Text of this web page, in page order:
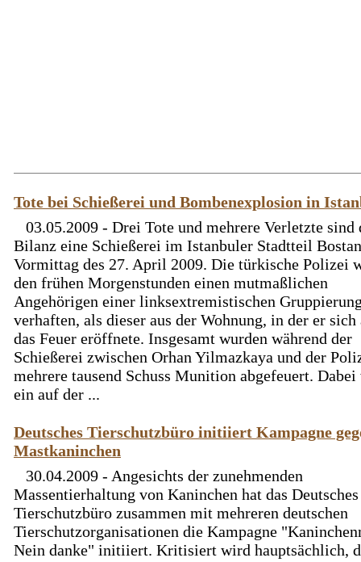
Tote bei Schießerei und Bombenexplosion in
03.05.2009 - Drei Tote und mehrere Verletzte sind
Bilanz eine Schießerei im Istanbuler Stadtteil
Vormittag des 27. April 2009. Die türkische Polizei
den frühen Morgenstunden einen mutmaßlichen
Angehörigen einer linksextremistischen
verhaften, als dieser aus der Wohnung, in der er
das Feuer eröffnete. Insgesamt wurden während der
Schießerei zwischen Orhan Yilmazkaya und der
mehrere tausend Schuss Munition abgefeuert. Dabei
ein auf der ...
Deutsches Tierschutzbüro initiiert Kampagne
Mastkaninchen
30.04.2009 - Angesichts der zunehmenden
Massentierhaltung von Kaninchen hat das Deutsches
Tierschutzbüro zusammen mit mehreren deutschen
Tierschutzorganisationen die Kampagne
Nein danke" initiiert. Kritisiert wird hauptsächlich,